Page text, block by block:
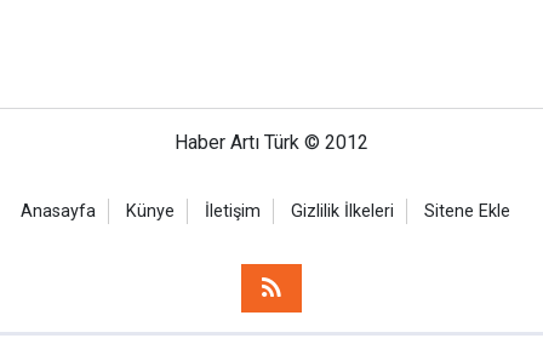
Haber Artı Türk © 2012
Anasayfa Künye İletişim Gizlilik İlkeleri Sitene Ekle